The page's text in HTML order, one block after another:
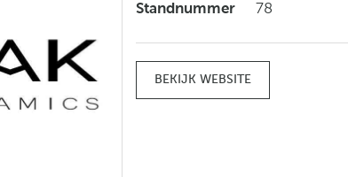
Standnummer
78
BEKIJK WEBSITE